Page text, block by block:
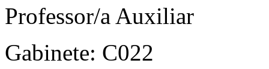
Professor/a Auxiliar
Gabinete: C022